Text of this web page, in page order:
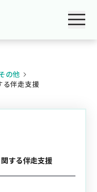
の他
る伴走支援
する伴走支援